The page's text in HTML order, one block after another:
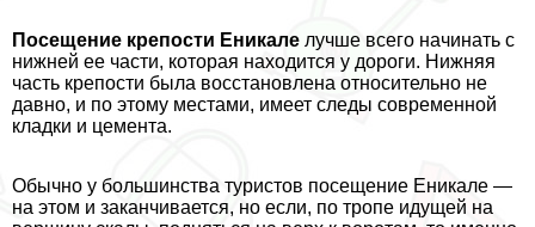
Посещение крепости Еникале лучше всего начинать с
нижней ее части, которая находится у дороги. Нижняя
часть крепости была восстановлена относительно не
давно, и по этому местами, имеет следы современной
кладки и цемента.
Обычно у большинства туристов посещение Еникале —
на этом и заканчивается, но если, по тропе идущей на